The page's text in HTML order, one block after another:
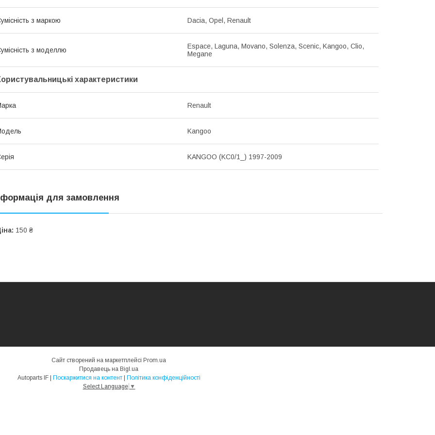
з маркою Dacia, Opel, Renault
з моделлю
Espace, Laguna, Movano, Solenza, Scenic, Kangoo, Clio,
Megane
характеристики
Renault
Kangoo
KANGOO (KC0/1_) 1997-2009
для замовлення
150 ₴
Сайт створений на маркетплейсі Prom.ua
Продавець на Bigl.ua
Autoparts IF | Поскаржитися на контент | Політика конфіденційності
Select Language ▼